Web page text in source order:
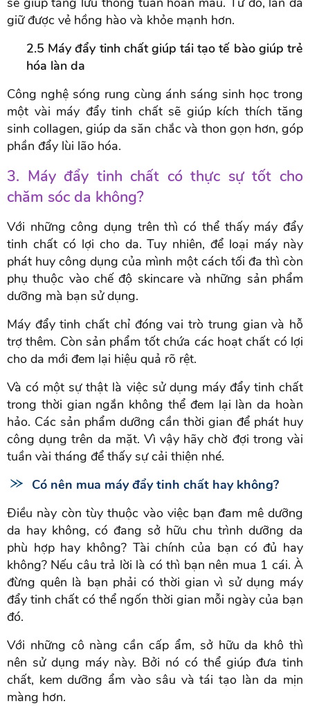
giữ được vẻ hồng hào và khỏe mạnh hơn.
2.5 Máy đẩy tinh chất giúp tái tạo tế bào giúp trẻ
hóa làn da
Công nghệ sóng rung cùng ánh sáng sinh học trong
một vài máy đẩy tinh chất sẽ giúp kích thích tăng
sinh collagen, giúp da săn chắc và thon gọn hơn, góp
phần đẩy lùi lão hóa.
3. Máy đẩy tinh chất có thực sự tốt cho
chăm sóc da không?
Với những công dụng trên thì có thể thấy máy đẩy
tinh chất có lợi cho da. Tuy nhiên, để loại máy này
phát huy công dụng của mình một cách tối đa thì còn
phụ thuộc vào chế độ skincare và những sản phẩm
dưỡng mà bạn sử dụng.
Máy đẩy tinh chất chỉ đóng vai trò trung gian và hỗ
trợ thêm. Còn sản phẩm tốt chứa các hoạt chất có lợi
cho da mới đem lại hiệu quả rõ rệt.
Và có một sự thật là việc sử dụng máy đẩy tinh chất
trong thời gian ngắn không thể đem lại làn da hoàn
hảo. Các sản phẩm dưỡng cần thời gian để phát huy
công dụng trên da mặt. Vì vậy hãy chờ đợi trong vài
tuần vài tháng để thấy sự cải thiện nhé.
Có nên mua máy đẩy tinh chất hay không?
Điều này còn tùy thuộc vào việc bạn đam mê dưỡng
da hay không, có đang sở hữu chu trình dưỡng da
phù hợp hay không? Tài chính của bạn có đủ hay
không? Nếu câu trả lời là có thì bạn nên mua 1 cái. À
đừng quên là bạn phải có thời gian vì sử dụng máy
đẩy tinh chất có thể ngốn thời gian mỗi ngày của bạn
đó.
Với những cô nàng cần cấp ẩm, sở hữu da khô thì
nên sử dụng máy này. Bởi nó có thể giúp đưa tinh
chất, kem dưỡng ẩm vào sâu và tái tạo làn da mịn
màng hơn.